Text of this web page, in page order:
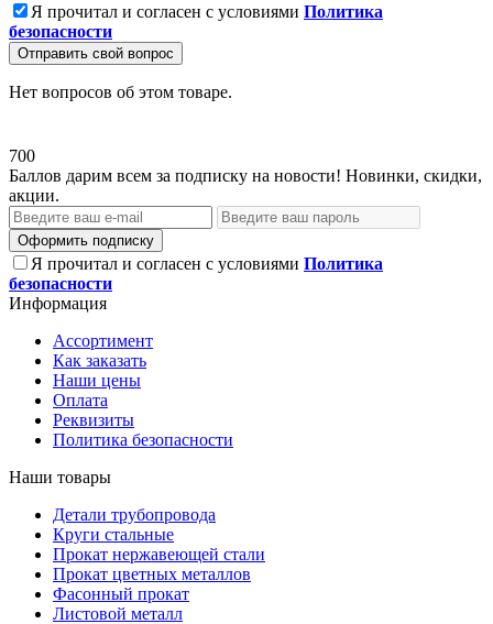
Я прочитал и согласен с условиями Политика
безопасности
Отправить свой вопрос
Нет вопросов об этом товаре.
700
Баллов дарим всем за подписку на новости! Новинки, скидки,
акции.
Оформить подписку
Я прочитал и согласен с условиями Политика
безопасности
Информация
Ассортимент
Как заказать
Наши цены
Оплата
Реквизиты
Политика безопасности
Наши товары
Детали трубопровода
Круги стальные
Прокат нержавеющей стали
Прокат цветных металлов
Фасонный прокат
Листовой металл